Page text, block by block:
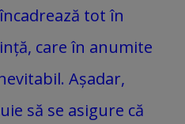
tot în
care în anumite
Așadar,
să se asigure că